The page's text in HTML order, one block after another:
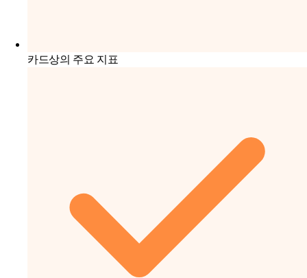
카드상의 주요 지표